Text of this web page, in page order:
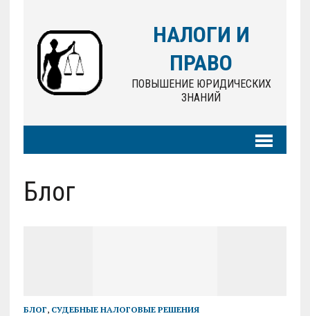
НАЛОГИ И
ПРАВО
ПОВЫШЕНИЕ ЮРИДИЧЕСКИХ
ЗНАНИЙ
Блог
БЛОГ, СУДЕБНЫЕ НАЛОГОВЫЕ РЕШЕНИЯ